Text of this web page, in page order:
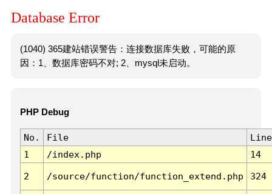
Database Error
(1040) 365建站错误警告：连接数据库失败，可能的原
因：1、数据库密码不对; 2、mysql未启动。
PHP Debug
No. File
Line
1
/index.php 14
2 /source/function/function_extend.php 324